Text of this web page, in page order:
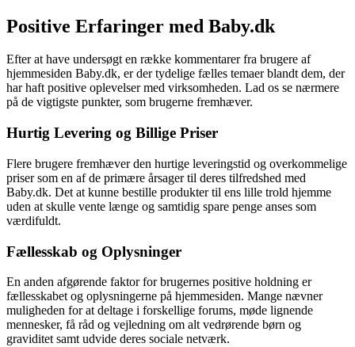
Positive Erfaringer med Baby.dk
Efter at have undersøgt en række kommentarer fra brugere af
hjemmesiden Baby.dk, er der tydelige fælles temaer blandt dem, der
har haft positive oplevelser med virksomheden. Lad os se nærmere
på de vigtigste punkter, som brugerne fremhæver.
Hurtig Levering og Billige Priser
Flere brugere fremhæver den hurtige leveringstid og overkommelige
priser som en af de primære årsager til deres tilfredshed med
Baby.dk. Det at kunne bestille produkter til ens lille trold hjemme
uden at skulle vente længe og samtidig spare penge anses som
værdifuldt.
Fællesskab og Oplysninger
En anden afgørende faktor for brugernes positive holdning er
fællesskabet og oplysningerne på hjemmesiden. Mange nævner
muligheden for at deltage i forskellige forums, møde lignende
mennesker, få råd og vejledning om alt vedrørende børn og
graviditet samt udvide deres sociale netværk.